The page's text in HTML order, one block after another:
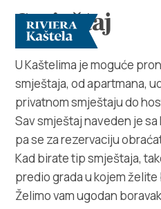
Istraži
Destinacija
Smještaj
U Kaštelima je moguće
smještaja, od apartmana,
privatnom smještaju do
Sav smještaj naveden je
pa se za rezervaciju
Kad birate tip smještaja,
predio grada u kojem
Želimo vam ugodan